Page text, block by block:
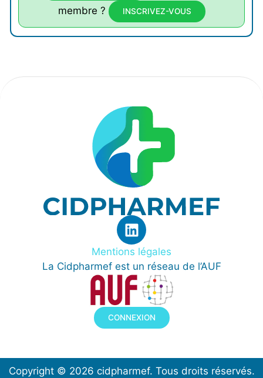
membre ?
INSCRIVEZ-VOUS
Mentions légales
La Cidpharmef est un réseau de l’AUF
CONNEXION
Copyright © 2026 cidpharmef. Tous droits réservés.